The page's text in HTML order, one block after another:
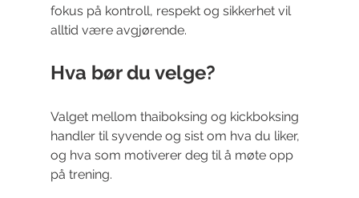
fokus på kontroll, respekt og sikkerhet vil
alltid være avgjørende.
Hva bør du velge?
Valget mellom thaiboksing og kickboksing
handler til syvende og sist om hva du liker,
og hva som motiverer deg til å møte opp
på trening.